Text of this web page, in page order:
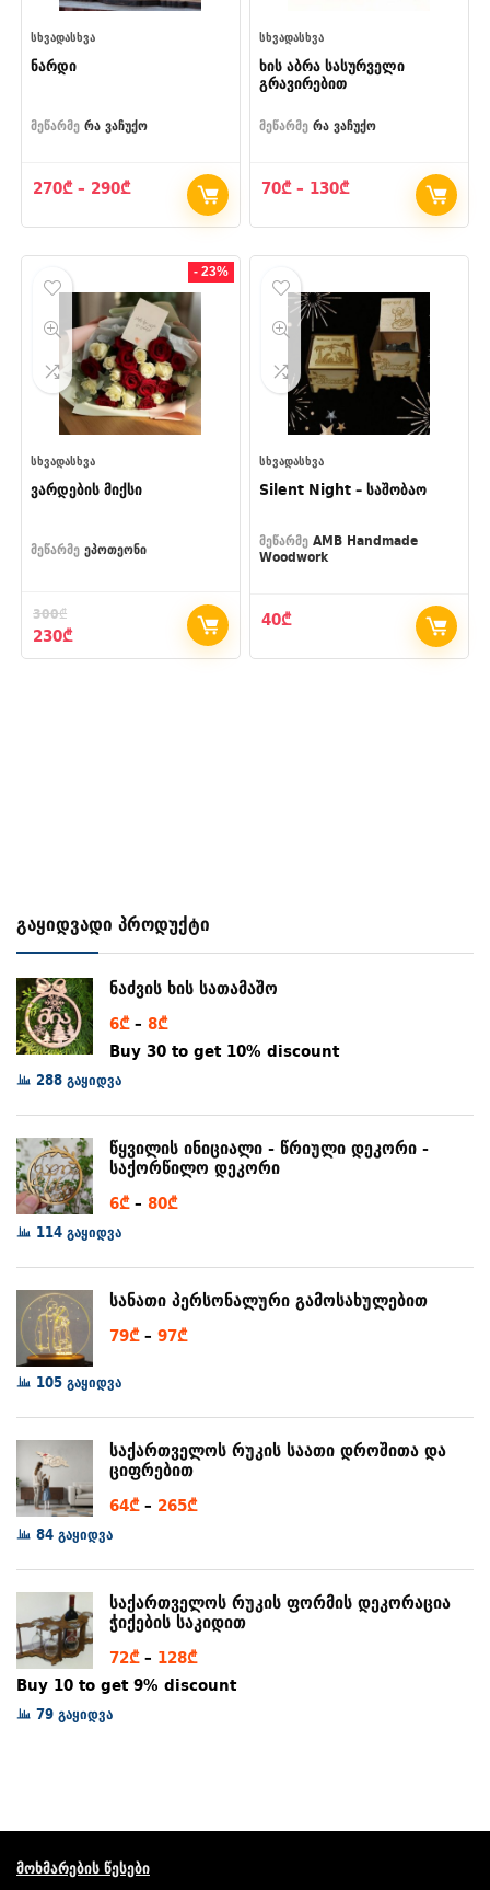
ᲡᲮᲕᲐᲓᲐᲡᲮᲕᲐ
ნარდი
მეწარმე რა ვაჩუქო
270₾ – 290₾Price
270₾
through
ᲡᲮᲕᲐᲓᲐᲡᲮᲕᲐ
ხის აბრა სასურველი
გრავირებით
მეწარმე რა ვაჩუქო
70₾ – 130₾Price
70₾
through
- 23%
ᲡᲮᲕᲐᲓᲐᲡᲮᲕᲐ
ვარდების მიქსი
მეწარმე ეპოთეონი
300₾
Original
price
230₾Current
price
ᲡᲮᲕᲐᲓᲐᲡᲮᲕᲐ
Silent Night – საშობაო
მეწარმე AMB Handmade
Woodwork
40₾
გაყიდვადი პროდუქტი
ნაძვის ხის სათამაშო
6₾ – 8₾Price
range:
Buy 30 to get 10% discount
288 გაყიდვა
წყვილის ინიციალი - წრიული დეკორი -
საქორწილო დეკორი
6₾ – 80₾Price
80₾
114 გაყიდვა
სანათი პერსონალური გამოსახულებით
79₾ – 97₾Price
through
97₾
105 გაყიდვა
საქართველოს რუკის საათი დროშითა და
ციფრებით
64₾ – 265₾Price
265₾
84 გაყიდვა
საქართველოს რუკის ფორმის დეკორაცია
ჭიქების საკიდით
72₾ – 128₾Price
range:
Buy 10 to get 9% discount
79 გაყიდვა
მოხმარების წესები